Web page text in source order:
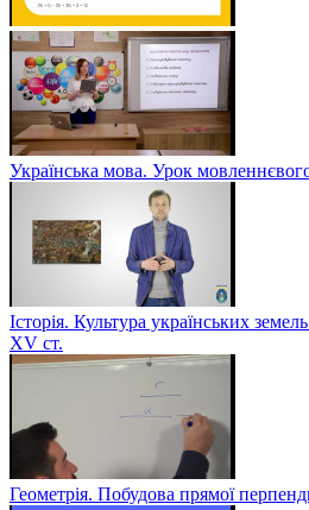
Українська мова. Урок
Історія. Культура українських
XV ст.
Геометрія. Побудова прямої